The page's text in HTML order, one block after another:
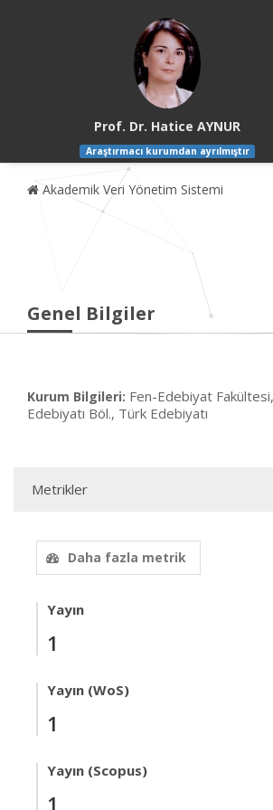
Prof. Dr. Hatice AYNUR
Araştırmacı kurumdan ayrılmıştır
Akademik Veri Yönetim Sistemi
Genel Bilgiler
Kurum Bilgileri: Fen-Edebiyat
Edebiyatı Böl., Türk Edebiyatı
Metrikler
Daha fazla metrik
Yayın
1
Yayın (WoS)
1
Yayın (Scopus)
1